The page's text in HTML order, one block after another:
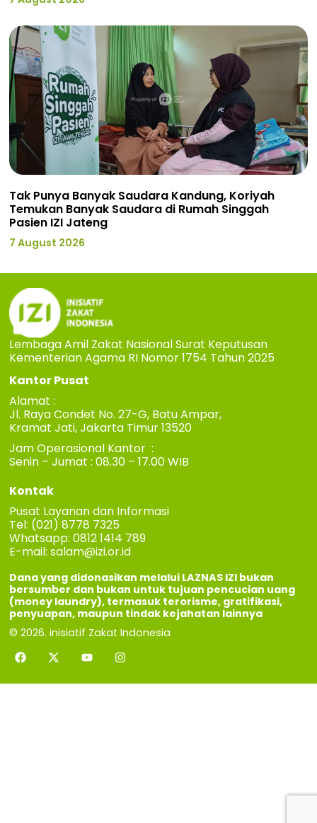
Tak Punya Banyak Saudara Kandung, Koriyah
Temukan Banyak Saudara di Rumah Singgah
Pasien IZI Jateng
7 August 2026
Lembaga Amil Zakat Nasional Surat Keputusan
Kementerian Agama RI Nomor 1754 Tahun 2025
Kantor Pusat
Alamat :
Jl. Raya Condet No. 27-G, Batu Ampar,
Kramat Jati, Jakarta Timur 13520
Jam Operasional Kantor :
Senin – Jumat : 08.30 – 17.00 WIB
Kontak
Pusat Layanan dan Informasi
Tel: (021) 8778 7325
Whatsapp: 0812 1414 789
E-mail:salam@izi.or.id
Dana yang didonasikan melalui LAZNAS IZI bukan
bersumber dan bukan untuk tujuan pencucian uang
(money laundry), termasuk terorisme, gratifikasi,
penyuapan, maupun tindak kejahatan lainnya
© 2026. inisiatif Zakat Indonesia